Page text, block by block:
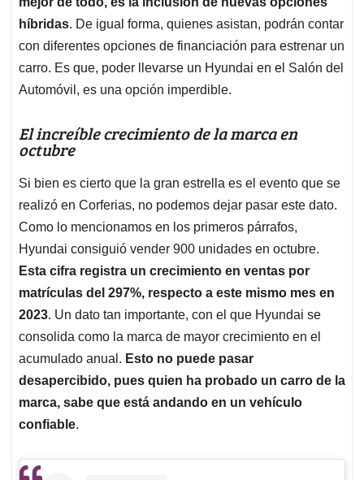
híbridas. De igual forma, quienes asistan, podrán contar
con diferentes opciones de financiación para estrenar un
carro. Es que, poder llevarse un Hyundai en el Salón del
Automóvil, es una opción imperdible.
El increíble crecimiento de la marca en
octubre
Si bien es cierto que la gran estrella es el evento que se
realizó en Corferias, no podemos dejar pasar este dato.
Como lo mencionamos en los primeros párrafos,
Hyundai consiguió vender 900 unidades en octubre.
Esta cifra registra un crecimiento en ventas por
matrículas del 297%, respecto a este mismo mes en
2023. Un dato tan importante, con el que Hyundai se
consolida como la marca de mayor crecimiento en el
acumulado anual. Esto no puede pasar
desapercibido, pues quien ha probado un carro de la
marca, sabe que está andando en un vehículo
confiable.